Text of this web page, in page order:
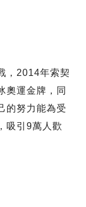
，2014年索契
奧運金牌，同
的努力能為受
吸引9萬人歡